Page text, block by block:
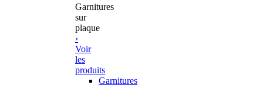
Garnitures
sur
plaque
›
Voir
les
produits
Garnitures